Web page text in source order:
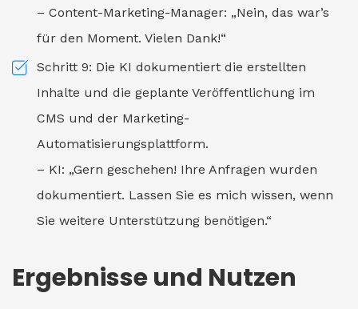
– Content-Marketing-Manager: „Nein, das war’s
für den Moment. Vielen Dank!“
Schritt 9: Die KI dokumentiert die erstellten
Inhalte und die geplante Veröffentlichung im
CMS und der Marketing-
Automatisierungsplattform.
– KI: „Gern geschehen! Ihre Anfragen wurden
dokumentiert. Lassen Sie es mich wissen, wenn
Sie weitere Unterstützung benötigen.“
Ergebnisse und Nutzen